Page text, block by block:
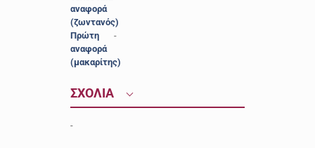
αναφορά
(ζωντανός)
Πρώτη
αναφορά
(μακαρίτης)
-
ΣΧΟΛΙΑ
-